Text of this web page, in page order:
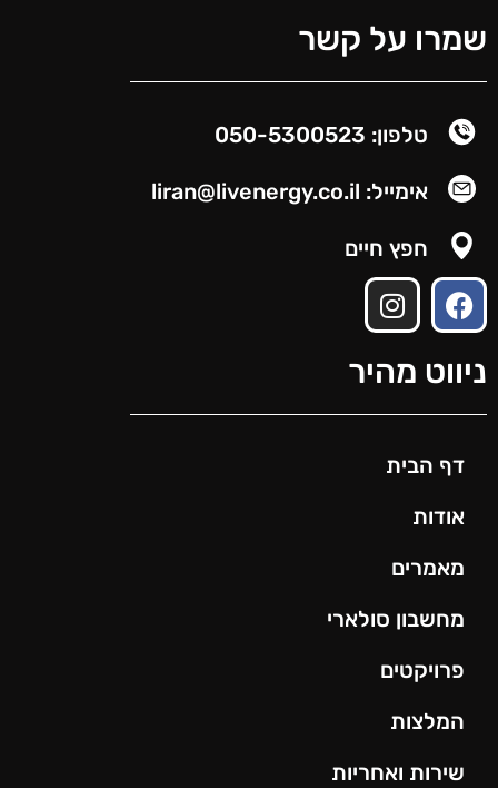
שמרו על קשר
טלפון: 050-5300523
אימייל: liran@livenergy.co.il
חפץ חיים
ניווט מהיר
דף הבית
אודות
מאמרים
מחשבון סולארי
פרויקטים
המלצות
שירות ואחריות